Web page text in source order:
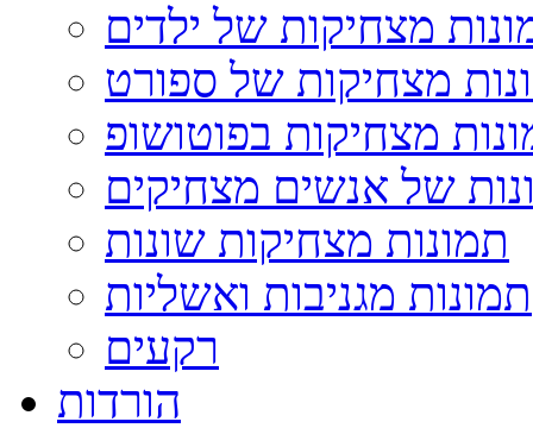
מצחיקות של ילדים
מצחיקות של ספורט
מצחיקות בפוטושופ
של אנשים מצחיקים
תמונות מצחיקות שונות
תמונות מגניבות ואשליות
רקעים
הורדות